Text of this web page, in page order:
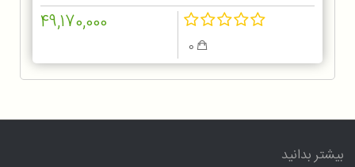
49,170,000
بیشتر بدانید